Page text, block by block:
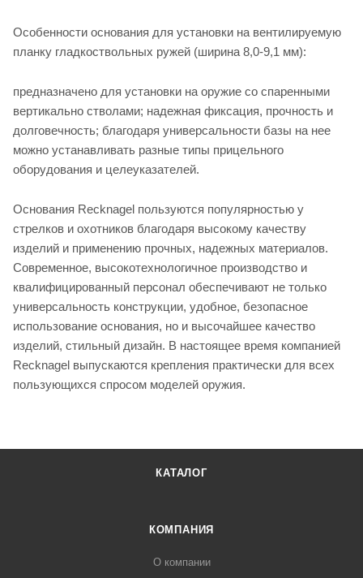
Особенности основания для установки на вентилируемую
планку гладкоствольных ружей (ширина 8,0-9,1 мм):
предназначено для установки на оружие со спаренными
вертикально стволами; надежная фиксация, прочность и
долговечность; благодаря универсальности базы на нее
можно устанавливать разные типы прицельного
оборудования и целеуказателей.
Основания Recknagel пользуются популярностью у
стрелков и охотников благодаря высокому качеству
изделий и применению прочных, надежных материалов.
Современное, высокотехнологичное производство и
квалифицированный персонал обеспечивают не только
универсальность конструкции, удобное, безопасное
использование основания, но и высочайшее качество
изделий, стильный дизайн. В настоящее время компанией
Recknagel выпускаются крепления практически для всех
пользующихся спросом моделей оружия.
КАТАЛОГ
КОМПАНИЯ
О компании